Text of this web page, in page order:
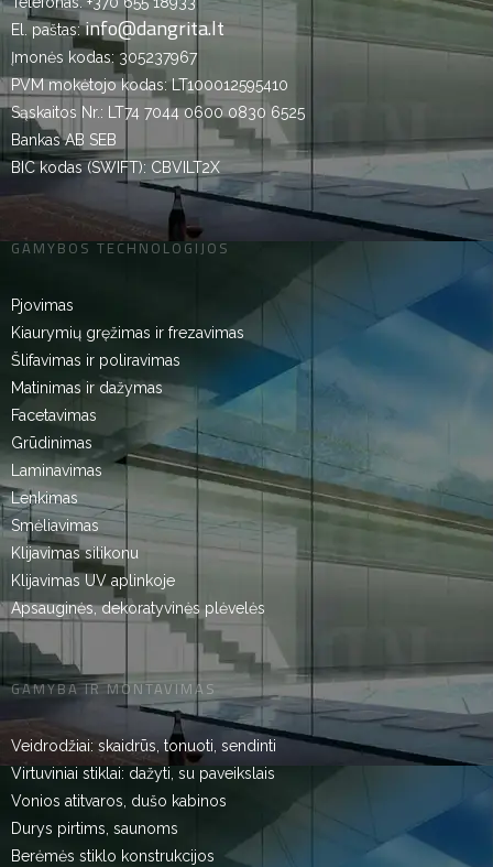
El. paštas:info@dangrita.lt
Įmonės kodas: 305237967
PVM mokėtojo kodas: LT100012595410
Sąskaitos Nr.: LT74 7044 0600 0830 6525
Bankas AB SEB
BIC kodas (SWIFT): CBVILT2X
GAMYBOS TECHNOLOGIJOS
Pjovimas
Kiaurymių gręžimas ir frezavimas
Šlifavimas ir poliravimas
Matinimas ir dažymas
Facetavimas
Grūdinimas
Laminavimas
Lenkimas
Smėliavimas
Klijavimas silikonu
Klijavimas UV aplinkoje
Apsauginės, dekoratyvinės plėvelės
GAMYBA IR MONTAVIMAS
Veidrodžiai: skaidrūs, tonuoti, sendinti
Virtuviniai stiklai: dažyti, su paveikslais
Vonios atitvaros, dušo kabinos
Durys pirtims, saunoms
Berėmės stiklo konstrukcijos